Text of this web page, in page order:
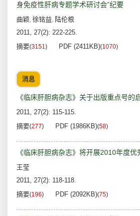
身免疫性肝病专题学术研讨会”纪要
曲颖, 徐铭益, 陆伦根
2011, 27(2): 222-225.
摘要(3151) PDF (2411KB)(1070)
消息
《临床肝胆病杂志》关于出版重点号的
2011, 27(2): 115-115.
摘要(277) PDF (1986KB)(58)
《临床肝胆病杂志》将开展2010年度
王莹
2011, 27(2): 118-118.
摘要(196) PDF (2092KB)(75)